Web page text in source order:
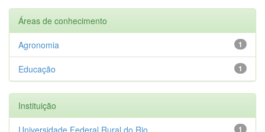
Áreas de conhecimento
1
Agronomia
1
Educação
Instituição
1
Universidade Federal Rural do Rio...